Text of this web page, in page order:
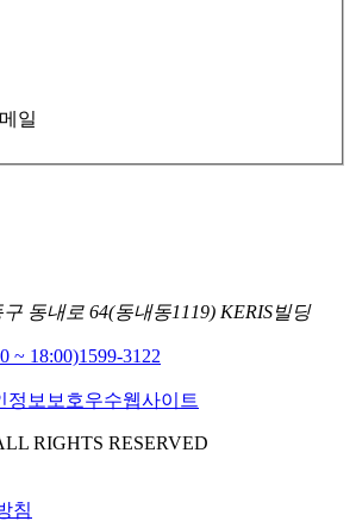
일
동내로 64(동내동1119) KERIS빌딩
~ 18:00)1599-3122
RIGHTS RESERVED
침